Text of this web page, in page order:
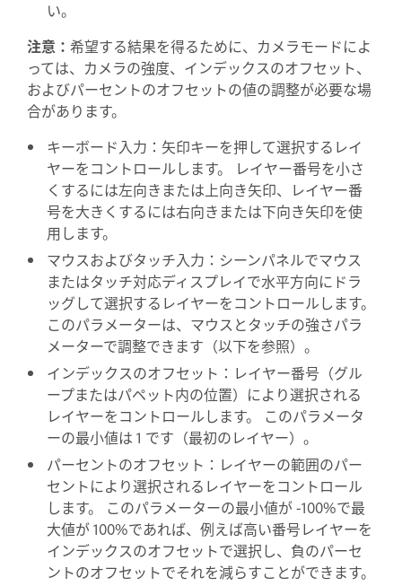
い。
注意： 希望する結果を得るために、カメラモードによ
っては、カメラの強度、インデックスのオフセット、
およびパーセントのオフセットの値の調整が必要な場
合があります。
キーボード入力：矢印キーを押して選択するレイ
ヤーをコントロールします。 レイヤー番号を小さ
くするには左向きまたは上向き矢印、レイヤー番
号を大きくするには右向きまたは下向き矢印を使
用します。
マウスおよびタッチ入力：シーンパネルでマウス
またはタッチ対応ディスプレイで水平方向にドラ
ッグして選択するレイヤーをコントロールします。
このパラメーターは、マウスとタッチの強さパラ
メーターで調整できます（以下を参照）。
インデックスのオフセット：レイヤー番号（グル
ープまたはパペット内の位置）により選択される
レイヤーをコントロールします。 このパラメータ
ーの最小値は 1 です（最初のレイヤー）。
パーセントのオフセット：レイヤーの範囲のパー
セントにより選択されるレイヤーをコントロール
します。 このパラメーターの最小値が -100%で最
大値が 100%であれば、例えば高い番号レイヤーを
インデックスのオフセットで選択し、負のパーセ
ントのオフセットでそれを減らすことができます。